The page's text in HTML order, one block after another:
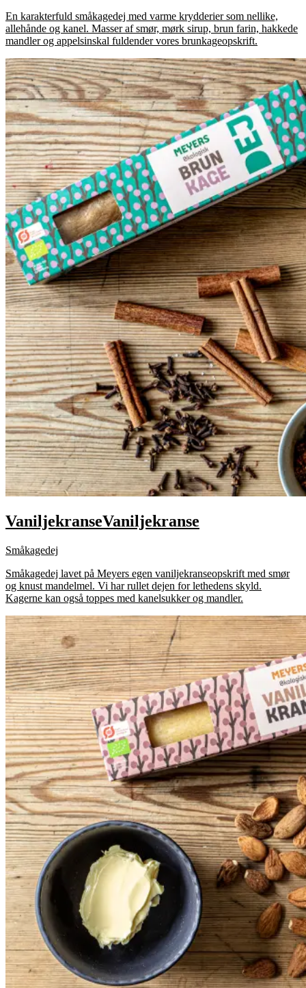
En karakterfuld småkagedej med varme krydderier som nellike,
allehånde og kanel. Masser af smør, mørk sirup, brun farin, hakkede
mandler og appelsinskal fuldender vores brunkageopskrift.
VaniljekranseVaniljekranse
Småkagedej
Småkagedej lavet på Meyers egen vaniljekranseopskrift med smør
og knust mandelmel. Vi har rullet dejen for lethedens skyld.
Kagerne kan også toppes med kanelsukker og mandler.